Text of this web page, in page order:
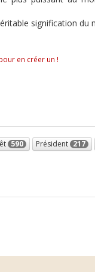
signification du
en créer un !
590 Président 217